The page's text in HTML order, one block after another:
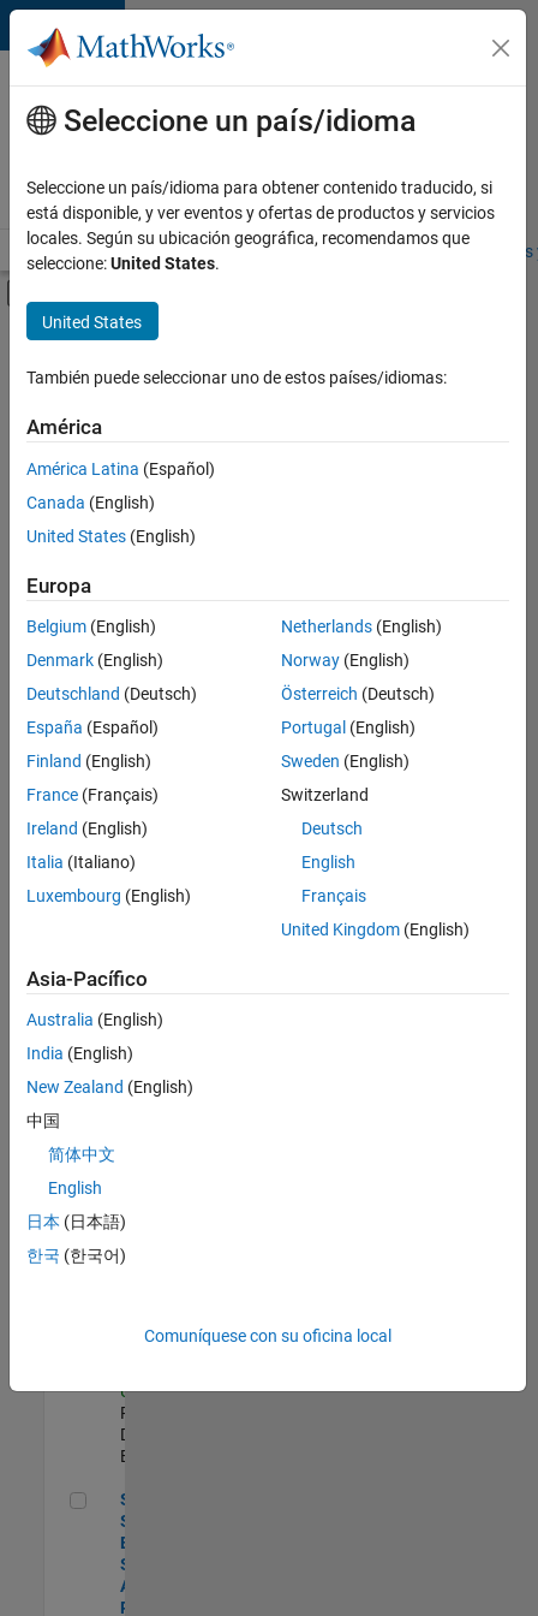
Saltar al contenido
Ofertas
de
empleo
MathWorks
Visión general Búsqueda de empleo Oficinas locales
Contenido principal
FILTRADO POR
Technical Writing
Ordenar por
Guardar
empleos
seleccionados
No se
han
traducido
todos
los
empleos.
Busque
por
ubicación
todos
empleos
en su
zona.
Compiler Engineer LLVM
US-MA-Natick
Development |
Principal
Security
US-MA-Natick|
Product
Development |
Experimentado
Senior Software Engineer - Synthetic Aperture Radar
Senior
Software
Engineer -
Synthetic
Aperture
Radar
Seleccione un país/idioma
Seleccione un país/idioma para obtener contenido traducido, si
está disponible, y ver eventos y ofertas de productos y servicios
locales. Según su ubicación geográfica, recomendamos que
seleccione:United States.
United States
También puede seleccionar uno de estos países/idiomas:
América
América Latina (Español)
Canada (English)
United States (English)
Europa
Belgium (English)
Denmark (English)
Deutschland (Deutsch)
España (Español)
Finland (English)
France (Français)
Ireland (English)
Italia (Italiano)
Luxembourg (English)
Netherlands(English)
Norway(English)
Österreich (Deutsch)
Portugal (English)
Sweden (English)
Switzerland
Deutsch
English
Français
United Kingdom(English)
Asia-Pacífico
Australia (English)
India (English)
New Zealand (English)
中国
简体中文
English
日本 (日本語)
한국 (한국어)
Comuníquese con su oficina local